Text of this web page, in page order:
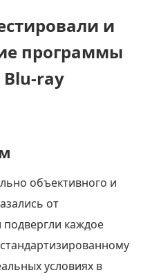
и
программы
ray
объективного и
от
каждое
условиях в